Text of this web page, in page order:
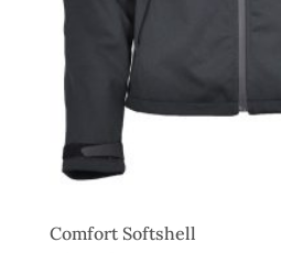
Comfort Softshell